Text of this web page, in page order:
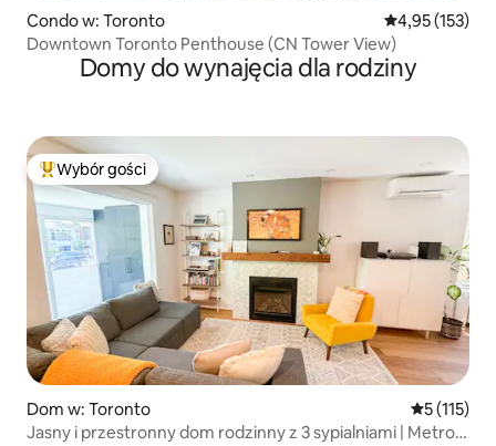
Condo w: Toronto Średnia
4,95 (153)
Downtown Toronto Penthouse (CN Tower View)
Domy do wynajęcia dla rodziny
Najpopularniejsze z kategorii Wybór gości
Wybór gości
Dom w: Toronto Średnia
5 (115)
Jasny i przestronny dom rodzinny z 3 sypialniami | Metro